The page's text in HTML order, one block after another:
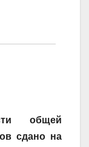
общей
сдано на